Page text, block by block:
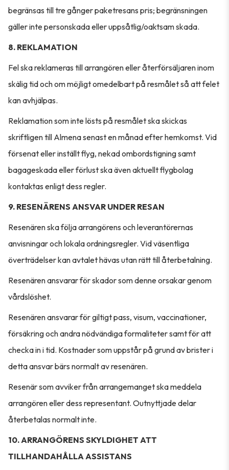
begränsas till tre gånger paketresans pris; begränsningen
gäller inte personskada eller uppsåtlig/oaktsam skada.
8. REKLAMATION
Fel ska reklameras till arrangören eller återförsäljaren inom
skälig tid och om möjligt omedelbart på resmålet så att felet
kan avhjälpas.
Reklamation som inte lösts på resmålet ska skickas
skriftligen till Almena senast en månad efter hemkomst. Vid
försenat eller inställt flyg, nekad ombordstigning samt
bagageskada eller förlust ska även aktuellt flygbolag
kontaktas enligt dess regler.
9. RESENÄRENS ANSVAR UNDER RESAN
Resenären ska följa arrangörens och leverantörernas
anvisningar och lokala ordningsregler. Vid väsentliga
överträdelser kan avtalet hävas utan rätt till återbetalning.
Resenären ansvarar för skador som denne orsakar genom
vårdslöshet.
Resenären ansvarar för giltigt pass, visum, vaccinationer,
försäkring och andra nödvändiga formaliteter samt för att
checka in i tid. Kostnader som uppstår på grund av brister i
detta ansvar bärs normalt av resenären.
Resenär som avviker från arrangemanget ska meddela
arrangören eller dess representant. Outnyttjade delar
återbetalas normalt inte.
10. ARRANGÖRENS SKYLDIGHET ATT
TILLHANDAHÅLLA ASSISTANS